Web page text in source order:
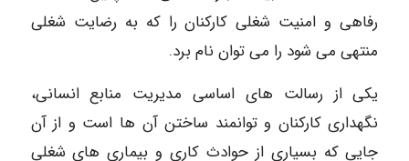
رفاهی و امنیت شغلی کارکنان را که به رضایت شغلی
منتهی می شود را می توان نام برد.
یکی از رسالت های اساسی مدیریت منابع انسانی،
نگهداری کارکنان و توانمند ساختن آن ها است و از آن
جایی که بسیاری از حوادث کاری و بیماری های شغلی